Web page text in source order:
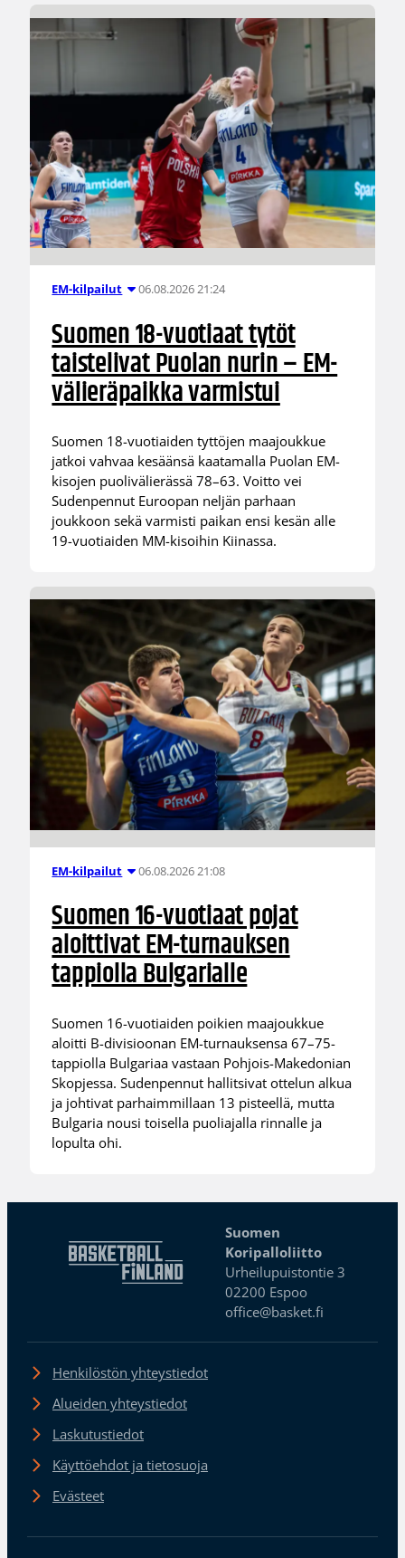
EM-kilpailut 06.08.2026 21:24
Suomen 18-vuotiaat tytöt
taistelivat Puolan nurin – EM-
välieräpaikka varmistui
Suomen 18-vuotiaiden tyttöjen maajoukkue
jatkoi vahvaa kesäänsä kaatamalla Puolan EM-
kisojen puolivälierässä 78–63. Voitto vei
Sudenpennut Euroopan neljän parhaan
joukkoon sekä varmisti paikan ensi kesän alle
19-vuotiaiden MM-kisoihin Kiinassa.
EM-kilpailut 06.08.2026 21:08
Suomen 16-vuotiaat pojat
aloittivat EM-turnauksen
tappiolla Bulgarialle
Suomen 16-vuotiaiden poikien maajoukkue
aloitti B-divisioonan EM-turnauksensa 67–75-
tappiolla Bulgariaa vastaan Pohjois-Makedonian
Skopjessa. Sudenpennut hallitsivat ottelun alkua
ja johtivat parhaimmillaan 13 pisteellä, mutta
Bulgaria nousi toisella puoliajalla rinnalle ja
lopulta ohi.
Suomen
Koripalloliitto
Urheilupuistontie 3
02200 Espoo
office@basket.fi
Henkilöstön yhteystiedot
Alueiden yhteystiedot
Laskutustiedot
Käyttöehdot ja tietosuoja
Evästeet